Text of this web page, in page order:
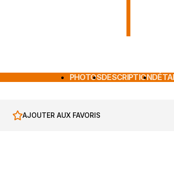
PHOTOSDESCRIPTION
AJOUTER AUX FAVORIS